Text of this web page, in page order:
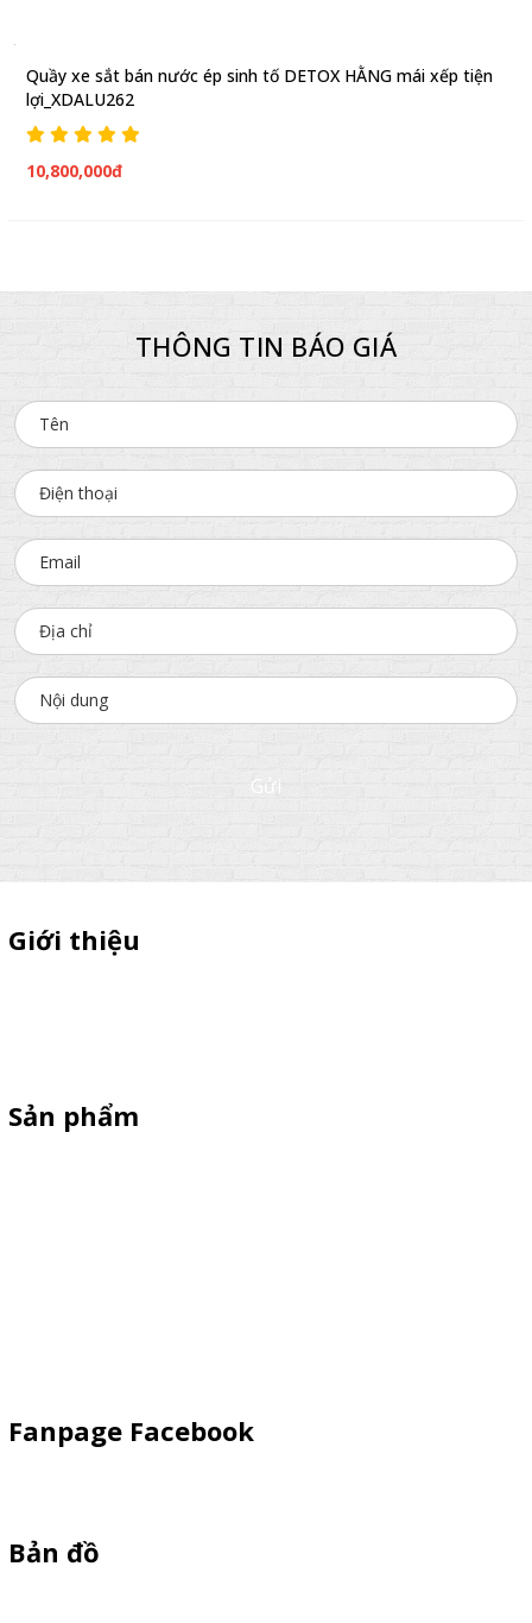
Quầy xe sắt bán nước ép sinh tố DETOX HẰNG mái xếp tiện
lợi_XDALU262
10,800,000đ
THÔNG TIN BÁO GIÁ
Gửi
Giới thiệu
Sản phẩm
Fanpage Facebook
Bản đồ